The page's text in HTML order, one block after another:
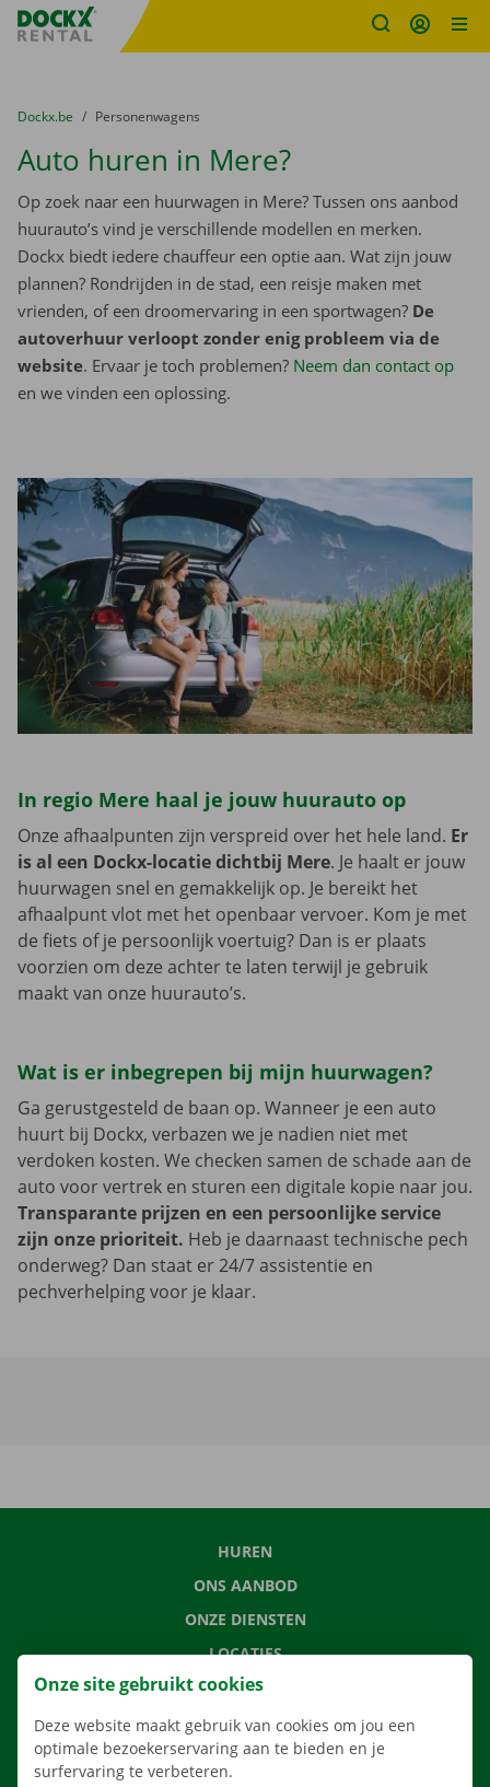
Fratello DEMO
U bevindt zich hier:
van
Dockx.be naar
Personenwagens
Auto huren in Mere?
Op zoek naar een huurwagen in Mere? Tussen ons aanbod
huurauto’s vind je verschillende modellen en merken.
Dockx biedt iedere chauffeur een optie aan. Wat zijn jouw
plannen? Rondrijden in de stad, een reisje maken met
vrienden, of een droomervaring in een sportwagen? De
autoverhuur verloopt zonder enig probleem via de
website. Ervaar je toch problemen? Neem dan contact op
en we vinden een oplossing.
In regio Mere haal je jouw huurauto op
Onze afhaalpunten zijn verspreid over het hele land. Er
is al een Dockx-locatie dichtbij Mere. Je haalt er jouw
huurwagen snel en gemakkelijk op. Je bereikt het
afhaalpunt vlot met het openbaar vervoer. Kom je met
de fiets of je persoonlijk voertuig? Dan is er plaats
voorzien om deze achter te laten terwijl je gebruik
maakt van onze huurauto’s.
Wat is er inbegrepen bij mijn huurwagen?
Ga gerustgesteld de baan op. Wanneer je een auto
huurt bij Dockx, verbazen we je nadien niet met
verdoken kosten. We checken samen de schade aan de
auto voor vertrek en sturen een digitale kopie naar jou.
Transparante prijzen en een persoonlijke service
zijn onze prioriteit. Heb je daarnaast technische pech
onderweg? Dan staat er 24/7 assistentie en
pechverhelping voor je klaar.
HUREN
ONS AANBOD
ONZE DIENSTEN
LOCATIES
APP
VERHUISOPLOSSINGEN
Onze site gebruikt cookies
Deze website maakt gebruik van cookies om jou een
optimale bezoekerservaring aan te bieden en je
surfervaring te verbeteren.